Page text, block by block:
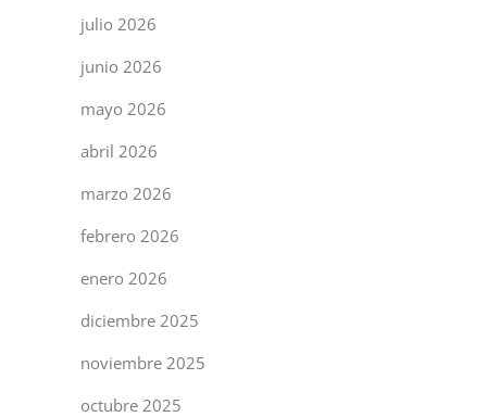
julio 2026
junio 2026
mayo 2026
abril 2026
marzo 2026
febrero 2026
enero 2026
diciembre 2025
noviembre 2025
octubre 2025